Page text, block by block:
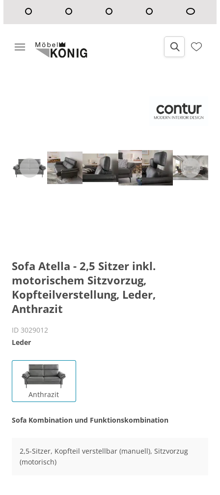
Sofa Atella - 2,5 Sitzer inkl.
motorischem Sitzvorzug,
Kopfteilverstellung, Leder,
Anthrazit
ID 3029012
Leder
Anthrazit
Sofa Kombination und Funktionskombination
2,5-Sitzer, Kopfteil verstellbar (manuell), Sitzvorzug
(motorisch)